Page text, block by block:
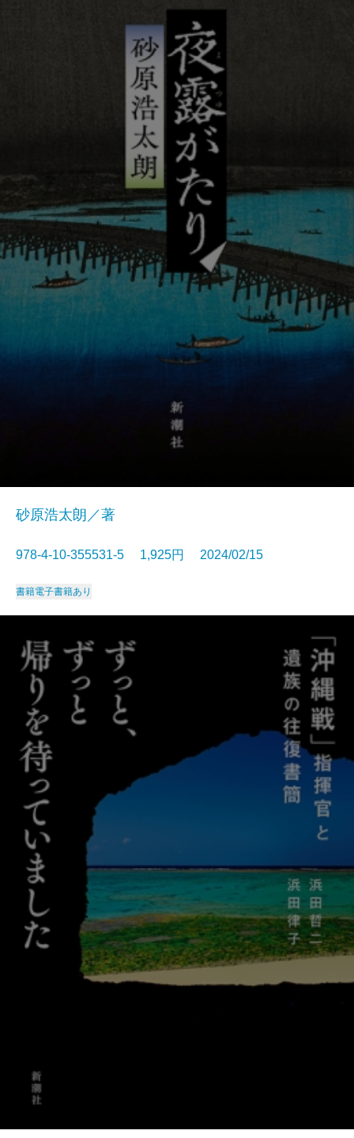
砂原浩太朗／著
978-4-10-355531-5 1,925円 2024/02/15
書籍電子書籍あり